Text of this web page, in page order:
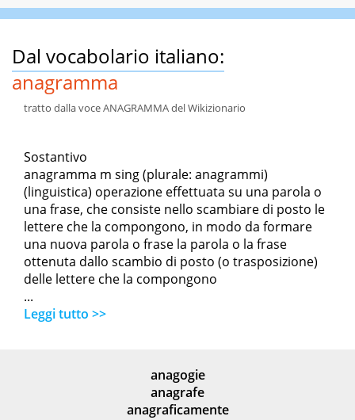
Dal vocabolario italiano:
anagramma
tratto dalla voce ANAGRAMMA del Wikizionario
Sostantivo
anagramma m sing (plurale: anagrammi)
(linguistica) operazione effettuata su una parola o
una frase, che consiste nello scambiare di posto le
lettere che la compongono, in modo da formare
una nuova parola o frase la parola o la frase
ottenuta dallo scambio di posto (o trasposizione)
delle lettere che la compongono
...
Leggi tutto >>
anagogie
anagrafe
anagraficamente